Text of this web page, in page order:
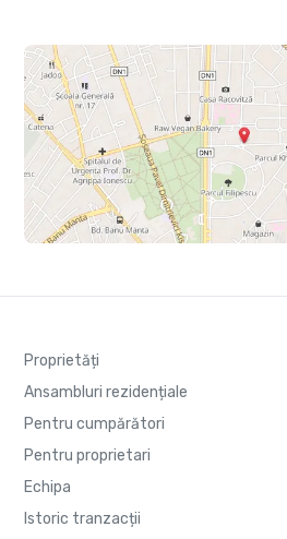
Proprietăți
Ansambluri rezidențiale
Pentru cumpărători
Pentru proprietari
Echipa
Istoric tranzacții